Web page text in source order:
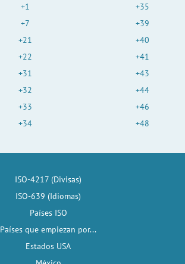
+1
+7
+21
+22
+31
+32
+33
+34
+35
+39
+40
+41
+43
+44
+46
+48
ISO-4217 (Divisas)
ISO-639 (Idiomas)
Países ISO
Países que empiezan por...
Estados USA